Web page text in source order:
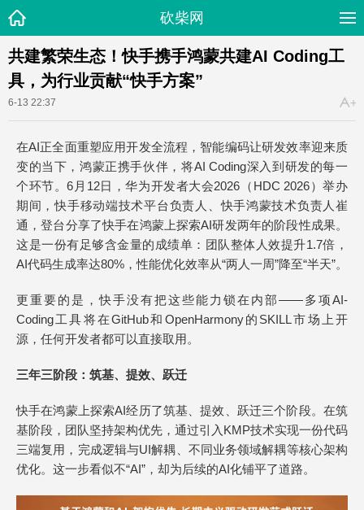
砍柴网
共建繁荣生态！快手携手鸿蒙共建AI Coding工
具，为行业贡献“快手方案”
6-13 22:37
在AI正全面重塑应用开发全流程，智能编码让研发效率迎来质
变的当下，鸿蒙正携手伙伴，将AI Coding深入到研发的每一
个环节。6月12日，华为开发者大会2026（HDC 2026）举办
期间，快手移动端技术平台负责人、快手鸿蒙技术负责人崔
通，登台分享了快手在鸿蒙上探索AI研发两年的阶段性成果。
这是一份有足够含金量的成绩单：团队整体人效提升1.7倍，
AI代码生成率达80%，性能优化效率从“两人一周”降至“半天”。
更重要的是，快手没有把这些能力锁在内部——多项AI-
Coding工具将在GitHub和OpenHarmony的SKILL市场上开
源，任何开发者都可以直接取用。
三年三阶段：筑基、提效、跃迁
快手在鸿蒙上探索AI经历了筑基、提效、跃迁三个阶段。在筑
基阶段，团队坚持架构优先，通过引入KMP技术实现一份代码
三端复用，完成逻辑与UI解耦、不同业务领域解耦等核心架构
优化。这一步看似不“AI”，却为后续的AI化铺平了道路。